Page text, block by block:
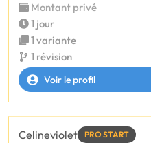
Montant privé
1 jour
1 variante
1 révision
Voir le profil
Celineviolet PRO START